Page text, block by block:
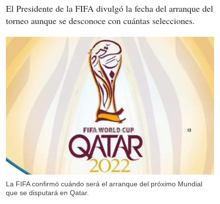
El Presidente de la FIFA divulgó la fecha del arranque del
torneo aunque se desconoce con cuántas selecciones.
La FIFA confirmó cuándo será el arranque del próximo Mundial
que se disputará en Qatar.
X
X